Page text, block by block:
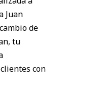
Juan
de
tu
con